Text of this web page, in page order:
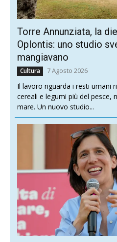
Torre Annunziata, la
Oplontis: uno studio
mangiavano
Cultura 7 Agosto 2026
Il lavoro riguarda i resti umani
cereali e legumi più del pesce,
mare. Un nuovo studio...